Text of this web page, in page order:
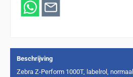
Beschrijving
Zebra Z-Perform 1000T, labelrol,